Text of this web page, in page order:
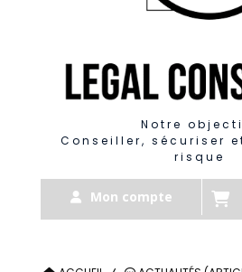
Notre
Conseiller, sécuriser
risque
Mon compte